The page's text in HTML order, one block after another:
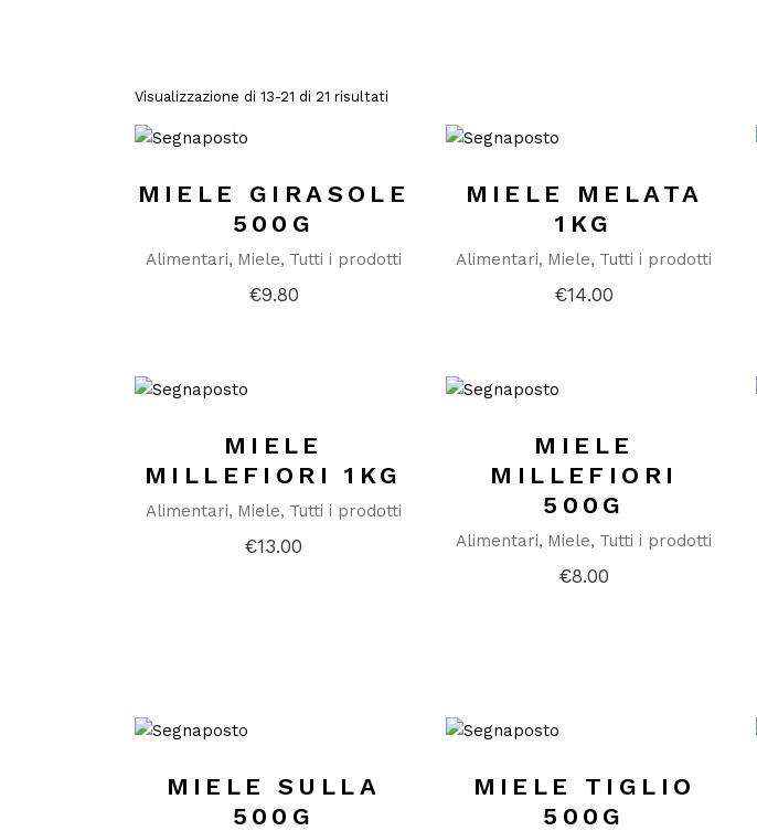
Visualizzazione di 13-21 di 21 risultati
MIELE GIRASOLE
500G
Alimentari Miele Tutti i prodotti
€9.80
MIELE MELATA
1KG
Alimentari Miele Tutti i prodotti
€14.00
MIELE
MILLEFIORI 1KG
Alimentari Miele Tutti i prodotti
€13.00
MIELE
MILLEFIORI
500G
Alimentari Miele Tutti i prodotti
€8.00
MIELE SULLA
500G
MIELE TIGLIO
500G